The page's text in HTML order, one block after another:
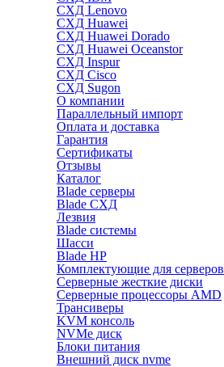
СХД Lenovo
СХД Huawei
СХД Huawei Dorado
СХД Huawei Oceanstor
СХД Inspur
СХД Cisco
СХД Sugon
О компании
Параллельный импорт
Оплата и доставка
Гарантия
Сертификаты
Отзывы
Каталог
Blade серверы
Blade СХД
Лезвия
Blade системы
Шасси
Blade HP
Комплектующие для серверов
Серверные жесткие диски
Серверные процессоры AMD
Трансиверы
KVM консоль
NVMe диск
Блоки питания
Внешний диск nvme